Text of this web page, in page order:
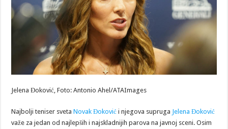
Jelena Đoković, Foto: Antonio Ahel/ATAImages
Najbolji teniser svetaNovak Đoković i njegova supruga Jelena Đoković
važe za jedan od najlepših i najskladnijih parova na javnoj sceni. Osim